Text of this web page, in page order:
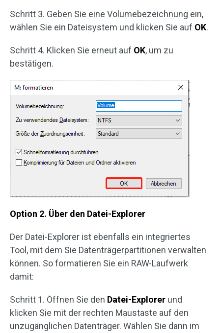
Schritt 3. Geben Sie eine Volumebezeichnung ein,
wählen Sie ein Dateisystem und klicken Sie auf OK.
Schritt 4. Klicken Sie erneut auf OK, um zu
bestätigen.
Option 2. Über den Datei-Explorer
Der Datei-Explorer ist ebenfalls ein integriertes
Tool, mit dem Sie Datenträgerpartitionen verwalten
können. So formatieren Sie ein RAW-Laufwerk
damit:
Schritt 1. Öffnen Sie den Datei-Explorer und
klicken Sie mit der rechten Maustaste auf den
unzugänglichen Datenträger. Wählen Sie dann im